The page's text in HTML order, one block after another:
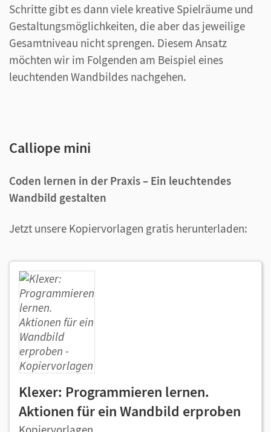
Schritte gibt es dann viele kreative Spielräume und
Gestaltungsmöglichkeiten, die aber das jeweilige
Gesamtniveau nicht sprengen. Diesem Ansatz
möchten wir im Folgenden am Beispiel eines
leuchtenden Wandbildes nachgehen.
Calliope mini
Coden lernen in der Praxis – Ein leuchtendes
Wandbild gestalten
Jetzt unsere Kopiervorlagen gratis herunterladen:
Klexer: Programmieren lernen.
Aktionen für ein Wandbild erproben